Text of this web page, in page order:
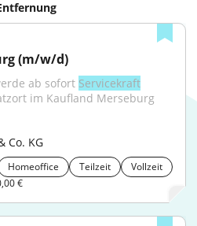
(m/w/d)
ab sofort Servicekraft
im Kaufland Merseburg
Co. KG
Homeoffice Teilzeit
Vollzeit
€